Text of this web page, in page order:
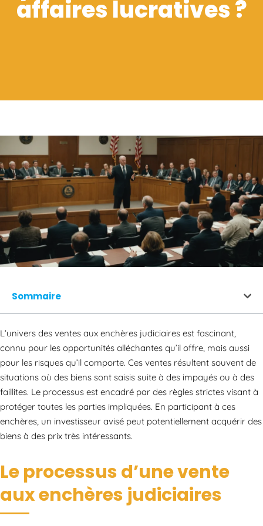
affaires lucratives ?
Sommaire
L’univers des ventes aux enchères judiciaires est fascinant,
connu pour les opportunités alléchantes qu’il offre, mais aussi
pour les risques qu’il comporte. Ces ventes résultent souvent de
situations où des biens sont saisis suite à des impayés ou à des
faillites. Le processus est encadré par des règles strictes visant à
protéger toutes les parties impliquées. En participant à ces
enchères, un investisseur avisé peut potentiellement acquérir des
biens à des prix très intéressants.
Le processus d’une vente
aux enchères judiciaires